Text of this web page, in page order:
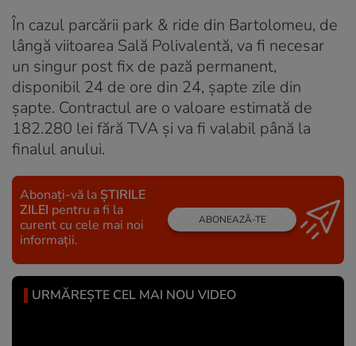
În cazul parcării park & ride din Bartolomeu, de
lângă viitoarea Sală Polivalentă, va fi necesar
un singur post fix de pază permanent,
disponibil 24 de ore din 24, șapte zile din
șapte. Contractul are o valoare estimată de
182.280 lei fără TVA și va fi valabil până la
finalul anului.
Abonați-vă la ȘTIRILE
ZILEI pentru a fi la
curent cu cele mai noi
informații.
ABONEAZĂ-TE
URMĂREȘTE CEL MAI NOU VIDEO